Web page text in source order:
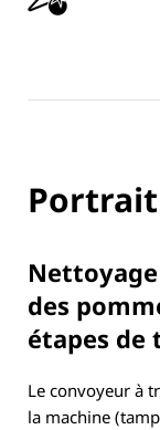
Portrait
des
étapes
Le convoyeur à
la machine